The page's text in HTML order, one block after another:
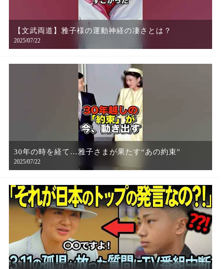
【文武両道】雅子様の運動神経の凄さとは？
2025/07/22
30年の時を経て…雅子さまが果たす“あの約束”
2025/07/22